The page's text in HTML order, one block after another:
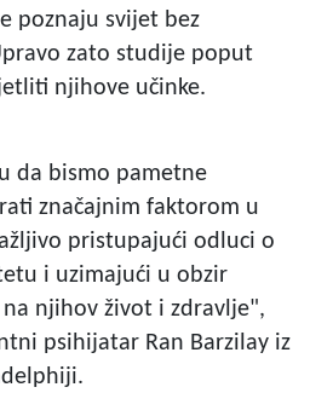
poznaju svijet bez
zato studije poput
njihove učinke.
da bismo pametne
značajnim faktorom u
pristupajući odluci o
i uzimajući u obzir
njihov život i zdravlje",
psihijatar Ran Barzilay iz